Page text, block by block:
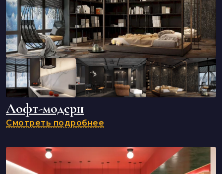
Лофт-модерн
Смотреть подробнее